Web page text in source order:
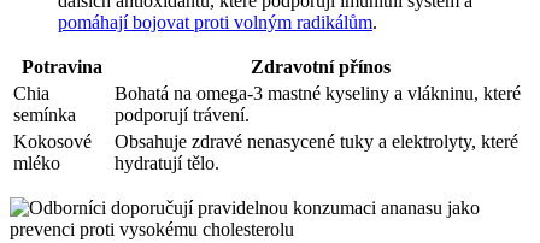
pomáhají bojovat proti volným radikálům.
Potravina
Zdravotní přínos
Chia
semínka
Bohatá na omega-3 mastné kyseliny a vlákninu, které
podporují trávení.
Kokosové
mléko
Obsahuje zdravé nenasycené tuky a elektrolyty, které
hydratují tělo.